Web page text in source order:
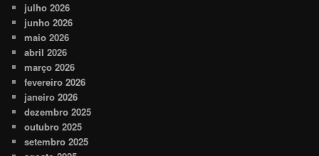
julho 2026
junho 2026
maio 2026
abril 2026
março 2026
fevereiro 2026
janeiro 2026
dezembro 2025
outubro 2025
setembro 2025